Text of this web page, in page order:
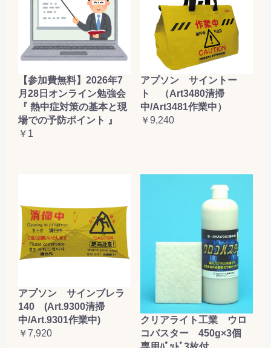
【参加費無料】2026年7
月28日オンライン勉強会
『 熱中症対策の基本と現
場での予防ポイント 』
￥1
アプソン サイントー
ト （Art3480清掃
中/Art3481作業中）
￥9,240
アプソン サインブレラ
140 (Art.9300清掃
中/Art.9301作業中)
￥7,920
クリアライト工業 ウロ
コバスター 450g×3個